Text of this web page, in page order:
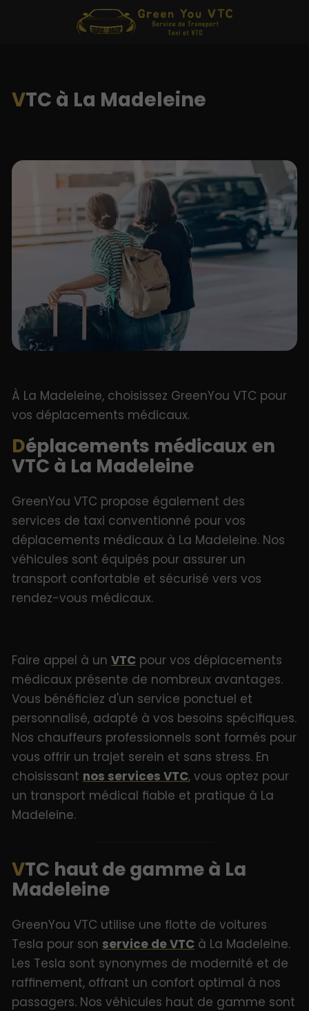
VTC à La Madeleine
À La Madeleine, choisissez GreenYou VTC pour
vos déplacements médicaux.
Déplacements médicaux en
VTC à La Madeleine
GreenYou VTC propose également des
services de taxi conventionné pour vos
déplacements médicaux à La Madeleine. Nos
véhicules sont équipés pour assurer un
transport confortable et sécurisé vers vos
rendez-vous médicaux.
Faire appel à un VTC pour vos déplacements
médicaux présente de nombreux avantages.
Vous bénéficiez d'un service ponctuel et
personnalisé, adapté à vos besoins spécifiques.
Nos chauffeurs professionnels sont formés pour
vous offrir un trajet serein et sans stress. En
choisissant nos services VTC, vous optez pour
un transport médical fiable et pratique à La
Madeleine.
VTC haut de gamme à La
Madeleine
GreenYou VTC utilise une flotte de voitures
Tesla pour son service de VTC à La Madeleine.
Les Tesla sont synonymes de modernité et de
raffinement, offrant un confort optimal à nos
passagers. Nos véhicules haut de gamme sont